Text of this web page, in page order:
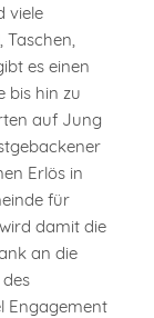
viele
es einen
bis hin zu
auf Jung
Erlös in
für
damit die
an die
Engagement